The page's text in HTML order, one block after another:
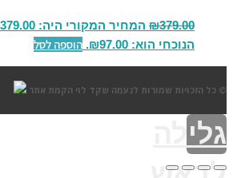
₪379.00 המחיר המקורי היה: ₪379.00.
הנוכחי הוא: ₪97.00.
הוספה לסל
© כל הזכויות שמורות לנעמה שקד לוי הקמת אתר
גלילה